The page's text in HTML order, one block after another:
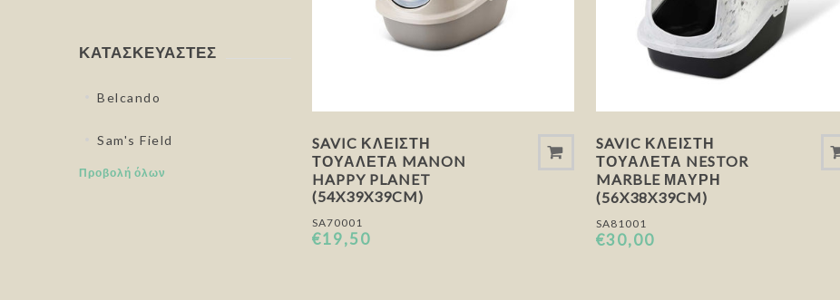
SAVIC ΚΛΕΙΣΤΉ
ΤΟΥΑΛΈΤΑ MANON
HAPPY PLANET
(54X39X39CM)
SA70001
€19,50
SAVIC ΚΛΕΙΣΤΉ
ΤΟΥΑΛΈΤΑ NESTOR
MARBLE ΜΑΎΡΗ
(56X38X39CM)
SA81001
€30,00
ΚΑΤΑΣΚΕΥΑΣΤΈΣ
Belcando
Sam's Field
Προβολή όλων